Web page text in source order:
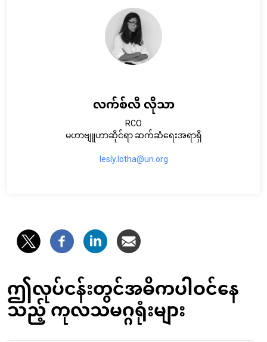
လက်စ်လီ လိုသာ
RCO
မဟာဗျူဟာဆိုင်ရာ ဆက်ဆံရေးအရာရှိ
lesly.lotha@un.org
ဤလုပ်ငန်းတွင်အဓိကပါဝင်နေ
သည့် ကုလသမဂ္ဂရုံးများ